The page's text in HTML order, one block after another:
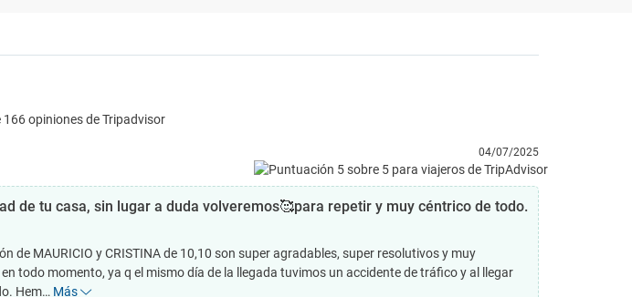
opiniones de Tripadvisor
04/07/2025
de tu casa, sin lugar a duda volveremos🥰para repetir y muy céntrico de todo.
de MAURICIO y CRISTINA de 10,10 son super agradables, super resolutivos y muy
todo momento, ya q el mismo día de la llegada tuvimos un accidente de tráfico y al llegar
Hem… Más